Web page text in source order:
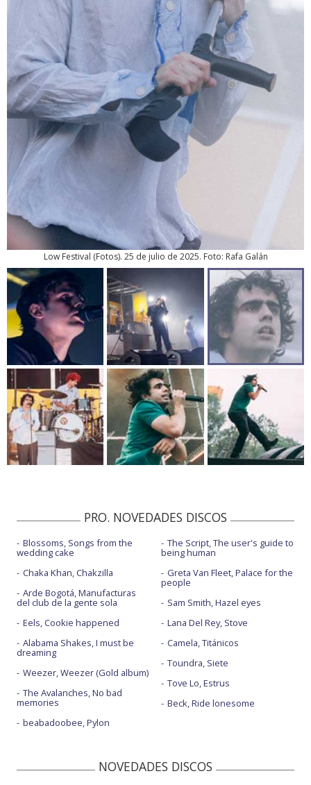
Low Festival (Fotos). 25 de julio de 2025. Foto: Rafa Galán
PRO. NOVEDADES DISCOS
Blossoms, Songs from the
wedding cake
Chaka Khan, Chakzilla
Arde Bogotá, Manufacturas
del club de la gente sola
Eels, Cookie happened
Alabama Shakes, I must be
dreaming
Weezer, Weezer (Gold album)
The Avalanches, No bad
memories
beabadoobee, Pylon
The Script, The user's guide to
being human
Greta Van Fleet, Palace for the
people
Sam Smith, Hazel eyes
Lana Del Rey, Stove
Camela, Titánicos
Toundra, Siete
Tove Lo, Estrus
Beck, Ride lonesome
NOVEDADES DISCOS